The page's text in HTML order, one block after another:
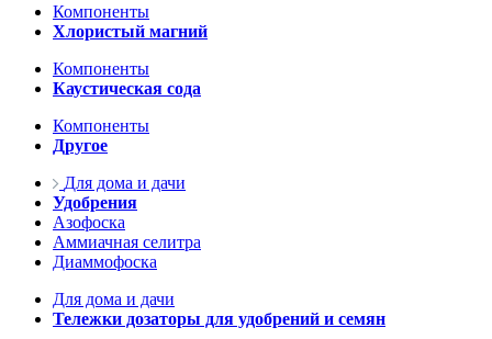
Компоненты
Хлористый магний
Компоненты
Каустическая сода
Компоненты
Другое
Для дома и дачи
Удобрения
Азофоска
Аммиачная селитра
Диаммофоска
Для дома и дачи
Тележки дозаторы для удобрений и семян